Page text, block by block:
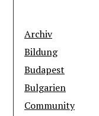
Archiv
Bildung
Budapest
Bulgarien
Community